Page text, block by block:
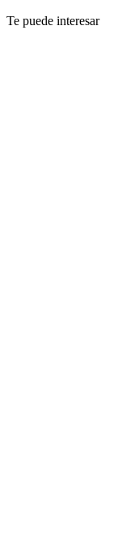
Te puede interesar